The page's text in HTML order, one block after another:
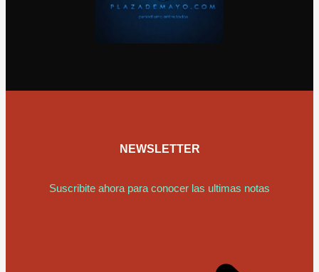
NEWSLETTER
Suscribite ahora para conocer las ultimas notas